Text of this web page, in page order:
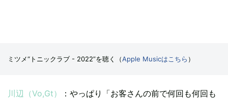
ミツメ“トニックラブ - 2022”を聴く（Apple Musicはこちら ）
川辺（Vo,Gt）
：やっぱり「お客さんの前で何回も何回も